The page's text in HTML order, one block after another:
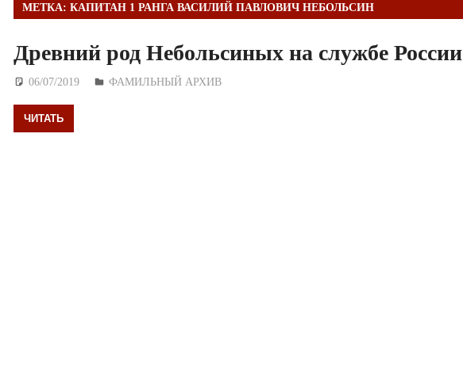
МЕТКА:КАПИТАН 1 РАНГА ВАСИЛИЙ ПАВЛОВИЧ НЕБОЛЬСИН
Древний род Небольсиных на службе России
06/07/2019 Дежурный по Редакции
ФАМИЛЬНЫЙ АРХИВ
ЧИТАТЬ